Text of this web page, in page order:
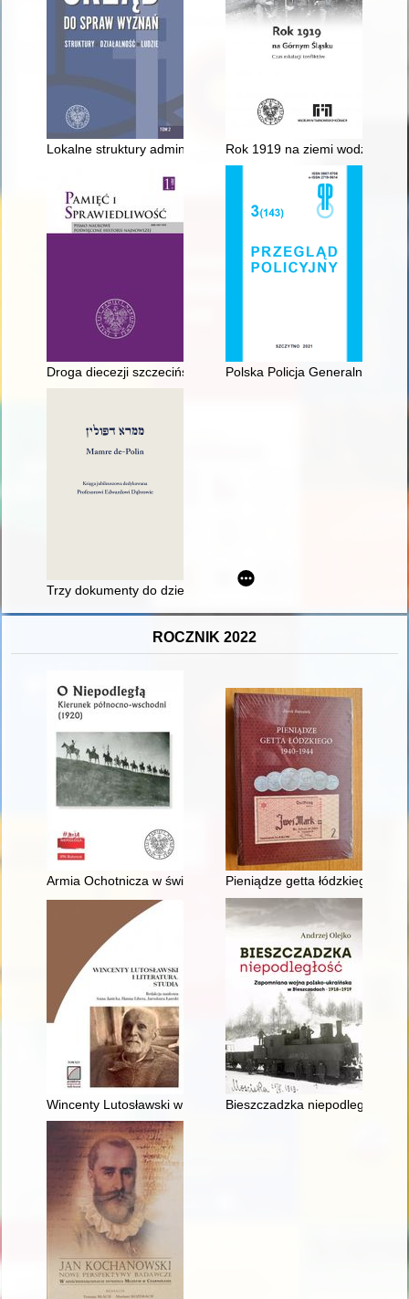
Lokalne struktury administracji wyznaniowej w latach 1945-
Rok 1919 na ziemi
Droga diecezji szczecińsko-kamieńskiej do archidiecezji i
Polska Policja Generalnego
Trzy dokumenty do dziejów drukarni żydowskiej w Żółkwi
ROCZNIK 2022
Armia Ochotnicza w świetle jednodniówek, afiszy, druków
Pieniądze getta łódzkiego
Wincenty Lutosławski w Europie Wschodniej : aspekt kulturowy
Bieszczadzka niepodległość :